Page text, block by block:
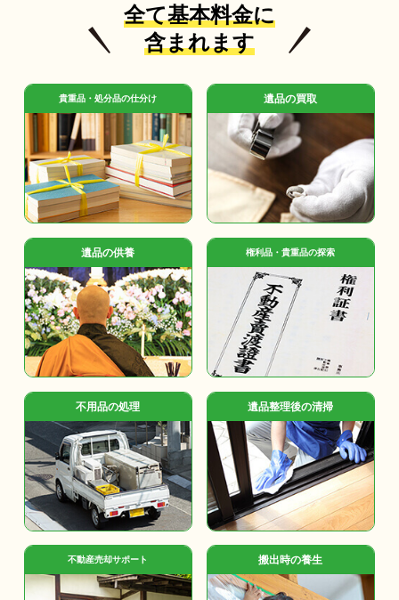
全て基本料金に
含まれます
貴重品・処分品の仕分け 遺品の買取
遺品の供養 権利品・貴重品の探索
不用品の処理 遺品整理後の清掃
不動産売却サポート 搬出時の養生